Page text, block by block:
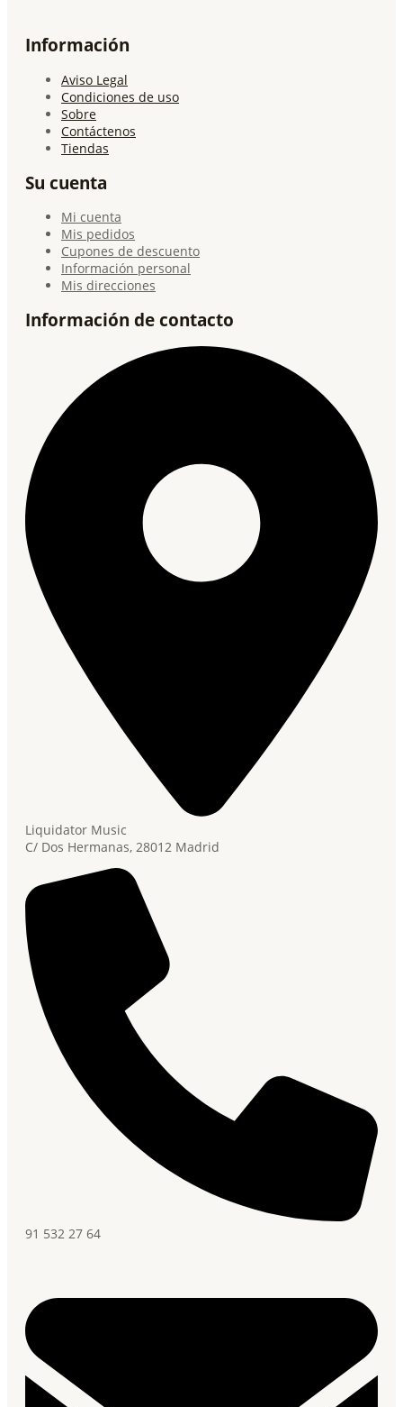
Información
Aviso Legal
Condiciones de uso
Sobre
Contáctenos
Tiendas
Su cuenta
Mi cuenta
Mis pedidos
Cupones de descuento
Información personal
Mis direcciones
Información de contacto
Liquidator Music
C/ Dos Hermanas, 28012 Madrid
91 532 27 64